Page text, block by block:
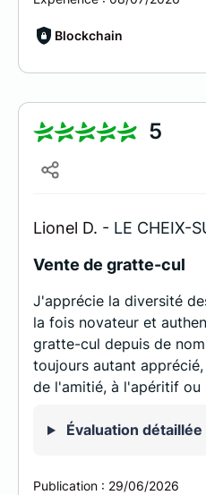
Blockchain
5
Lionel D. - LE CHEIX-
Vente de gratte-cul
J'apprécie la diversité
la fois novateur et
gratte-cul depuis de
toujours autant
de l'amitié, à l'apéritif ou
Évaluation détaillée
Publication : 29/06/2026